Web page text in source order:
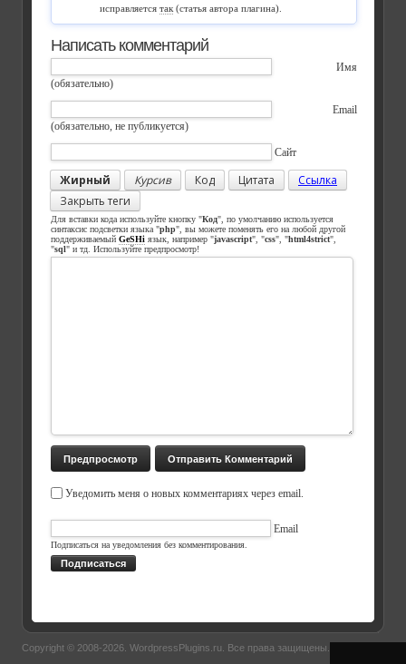
исправляется так (статья автора плагина).
Написать комментарий
Имя
(обязательно)
Email
(обязательно, не публикуется)
Сайт
Жирный Курсив Код Цитата
Ссылка
Закрыть теги
Для вставки кода используйте кнопку "Код", по умолчанию используется
синтаксис подсветки языка "php", вы можете поменять его на любой другой
поддерживаемый GeSHi язык, например "javascript", "css", "html4strict",
"sql" и тд. Используйте предпросмотр!
Уведомить меня о новых комментариях через email.
Email
Подписаться на уведомления без комментирования.
Подписаться
Copyright © 2008-2026. WordpressPlugins.ru . Все права защищены.